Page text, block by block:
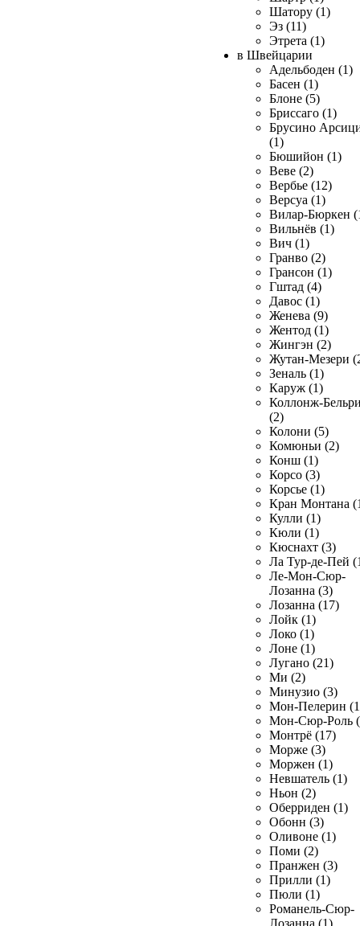
Шатору (1)
Эз (11)
Этрета (1)
в Швейцарии
Адельбоден (1)
Басен (1)
Блоне (5)
Бриссаго (1)
Брусино
(1)
Бюшийон (1)
Веве (2)
Вербье (12)
Версуа (1)
Вилар-Бюркен
Вильнёв (1)
Вич (1)
Гранво (2)
Грансон (1)
Гштад (4)
Давос (1)
Женева (9)
Жентод (1)
Жингэн (2)
Жутан-Мезери
Зеналь (1)
Каруж (1)
Коллонж-
(2)
Колони (5)
Комюньи (2)
Конш (1)
Корсо (3)
Корсье (1)
Кран Монтана
Кулли (1)
Кюли (1)
Кюснахт (3)
Ла Тур-де-Пей
Ле-Мон-Сюр-
Лозанна (3)
Лозанна (17)
Лойк (1)
Локо (1)
Лоне (1)
Лугано (21)
Ми (2)
Минузио (3)
Мон-Пелерин
Мон-Сюр-Роль
Монтрё (17)
Морже (3)
Моржен (1)
Невшатель (1)
Ньон (2)
Оберриден (1)
Обонн (3)
Оливоне (1)
Поми (2)
Пранжен (3)
Прилли (1)
Пюли (1)
Романель-Сюр-
Лозанна (1)